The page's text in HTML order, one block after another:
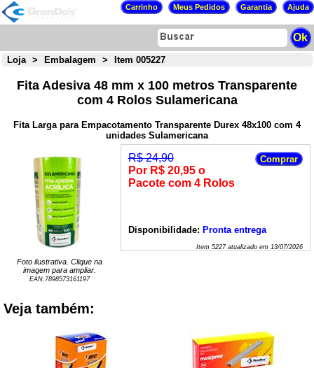
Loja > Embalagem > Item 005227
Fita Adesiva 48 mm x 100 metros Transparente
com 4 Rolos Sulamericana
Fita Larga para Empacotamento Transparente Durex 48x100 com 4
unidades Sulamericana
Foto ilustrativa. Clique na
imagem para ampliar.
EAN: 7898573161197
R$ 24,90
Por R$ 20,95 o
Pacote com 4 Rolos
Disponibilidade: Pronta entrega
Item 5227atualizado em 13/07/2026
Veja também: